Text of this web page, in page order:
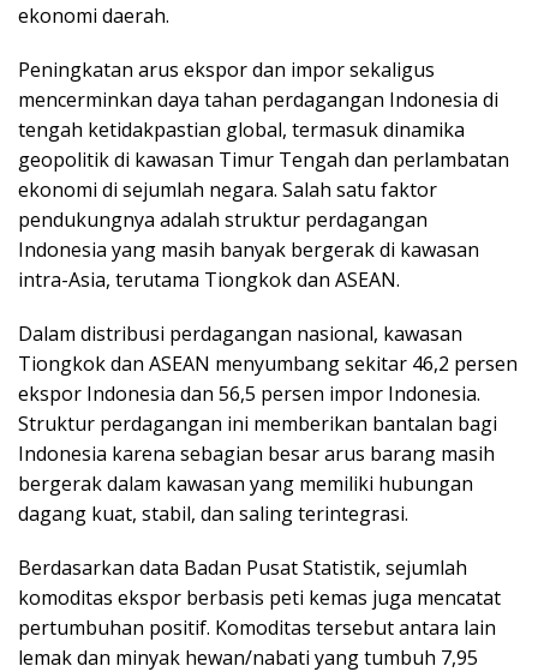
ekonomi daerah.
Peningkatan arus ekspor dan impor sekaligus
mencerminkan daya tahan perdagangan Indonesia di
tengah ketidakpastian global, termasuk dinamika
geopolitik di kawasan Timur Tengah dan perlambatan
ekonomi di sejumlah negara. Salah satu faktor
pendukungnya adalah struktur perdagangan
Indonesia yang masih banyak bergerak di kawasan
intra-Asia, terutama Tiongkok dan ASEAN.
Dalam distribusi perdagangan nasional, kawasan
Tiongkok dan ASEAN menyumbang sekitar 46,2 persen
ekspor Indonesia dan 56,5 persen impor Indonesia.
Struktur perdagangan ini memberikan bantalan bagi
Indonesia karena sebagian besar arus barang masih
bergerak dalam kawasan yang memiliki hubungan
dagang kuat, stabil, dan saling terintegrasi.
Berdasarkan data Badan Pusat Statistik, sejumlah
komoditas ekspor berbasis peti kemas juga mencatat
pertumbuhan positif. Komoditas tersebut antara lain
lemak dan minyak hewan/nabati yang tumbuh 7,95